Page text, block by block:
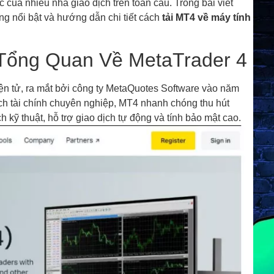
nhiều nhà giao dịch trên toàn cầu. Trong bài viết
nổi bật và hướng dẫn chi tiết cách tải MT4 về máy tính
Quan Về MetaTrader 4
tử, ra mắt bởi công ty MetaQuotes Software vào năm
tài chính chuyên nghiệp, MT4 nhanh chóng thu hút
thuật, hỗ trợ giao dịch tự động và tính bảo mật cao.